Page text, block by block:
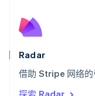
Radar
借助 Stripe 网络
斯洛文尼亚
English
ไทย
希腊
English